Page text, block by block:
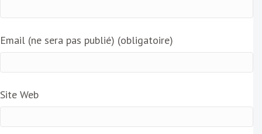
Email (ne sera pas publié) (obligatoire)
Site Web